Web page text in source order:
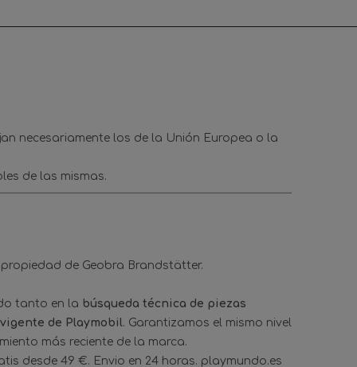
necesariamente los de la Unión Europea o la
de las mismas.
de Geobra Brandstätter.
tanto en la búsqueda técnica de piezas
de Playmobil. Garantizamos el mismo nivel
más reciente de la marca.
desde 49 €. Envio en 24 horas. playmundo.es